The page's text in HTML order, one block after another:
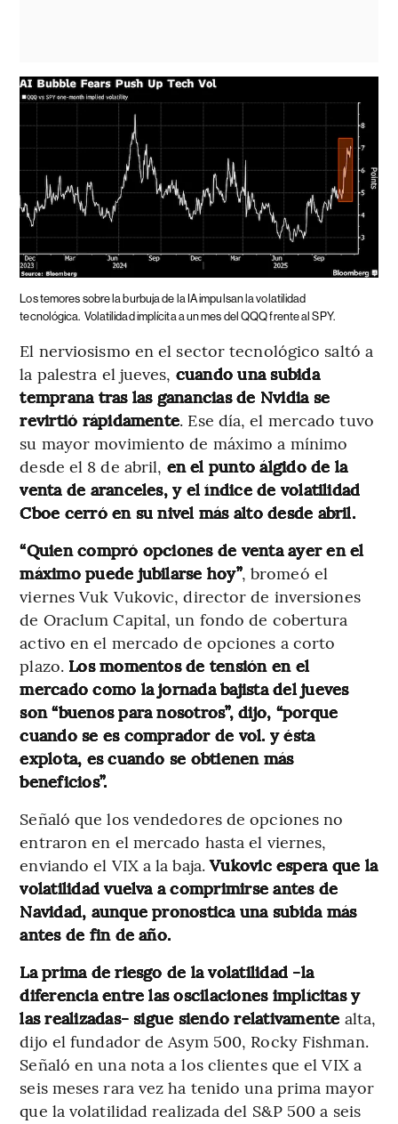
Los temores sobre la burbuja de la IA impulsan la volatilidad
tecnológica. Volatilidad implícita a un mes del QQQ frente al SPY.
El nerviosismo en el sector tecnológico saltó a
la palestra el jueves, cuando una subida
temprana tras las ganancias de Nvidia se
revirtió rápidamente. Ese día, el mercado tuvo
su mayor movimiento de máximo a mínimo
desde el 8 de abril, en el punto álgido de la
venta de aranceles, y el índice de volatilidad
Cboe cerró en su nivel más alto desde abril.
“Quien compró opciones de venta ayer en el
máximo puede jubilarse hoy”, bromeó el
viernes Vuk Vukovic, director de inversiones
de Oraclum Capital, un fondo de cobertura
activo en el mercado de opciones a corto
plazo. Los momentos de tensión en el
mercado como la jornada bajista del jueves
son “buenos para nosotros”, dijo, “porque
cuando se es comprador de vol. y ésta
explota, es cuando se obtienen más
beneficios”.
Señaló que los vendedores de opciones no
entraron en el mercado hasta el viernes,
enviando el VIX a la baja.Vukovic espera que la
volatilidad vuelva a comprimirse antes de
Navidad, aunque pronostica una subida más
antes de fin de año.
La prima de riesgo de la volatilidad -la
diferencia entre las oscilaciones implícitas y
las realizadas- sigue siendo relativamente alta,
dijo el fundador de Asym 500, Rocky Fishman.
Señaló en una nota a los clientes que el VIX a
seis meses rara vez ha tenido una prima mayor
que la volatilidad realizada del S&P 500 a seis